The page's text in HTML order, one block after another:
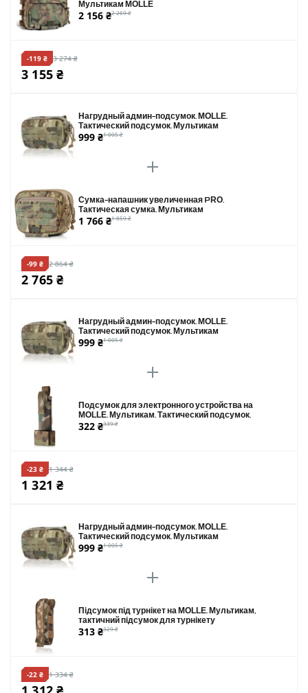
Мультикам MOLLE
2 156 ₴2 269 ₴
-119 ₴ 3 274 ₴
3 155 ₴
Нагрудный админ-подсумок. MOLLE.
Тактический подсумок. Мультикам
999 ₴1 005 ₴
Сумка-напашник увеличенная PRO.
Тактическая сумка. Мультикам
1 766 ₴1 859 ₴
-99 ₴ 2 864 ₴
2 765 ₴
Нагрудный админ-подсумок. MOLLE.
Тактический подсумок. Мультикам
999 ₴1 005 ₴
Подсумок для электронного устройства на
MOLLE. Мультикам. Тактический подсумок.
322 ₴339 ₴
-23 ₴ 1 344 ₴
1 321 ₴
Нагрудный админ-подсумок. MOLLE.
Тактический подсумок. Мультикам
999 ₴1 005 ₴
Підсумок під турнікет на MOLLE. Мультикам,
тактичний підсумок для турнікету
313 ₴329 ₴
-22 ₴ 1 334 ₴